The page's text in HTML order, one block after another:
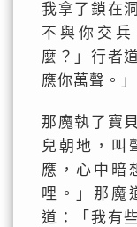
我拿了鎖在
不與你交
麼？」行者
應你萬聲。」
那魔執了寶
兒朝地，叫
應，心中暗
哩。」那魔
道：「我有